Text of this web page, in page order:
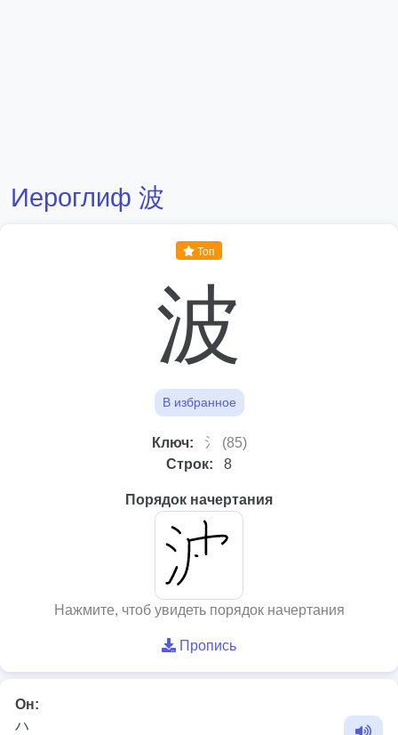
Иероглиф 波
Топ
波
В избранное
Ключ: ⺡
(85)
Строк:
8
Порядок начертания
Нажмите, чтоб увидеть порядок начертания
Пропись
Он:
ハ